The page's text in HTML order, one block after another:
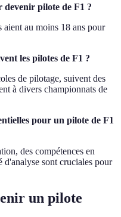
pilote de F1 ?
au moins 18 ans pour
les pilotes de F1 ?
de pilotage, suivent des
à divers championnats de
pour un pilote de F1
des compétences en
d'analyse sont cruciales pour
un pilote